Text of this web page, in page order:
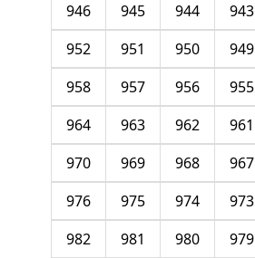
943
944
945
946
949
950
951
952
955
956
957
958
961
962
963
964
967
968
969
970
973
974
975
976
979
980
981
982